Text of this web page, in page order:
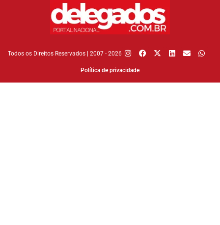
Todos os Direitos Reservados | 2007 - 2026
Política de privacidade